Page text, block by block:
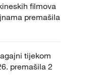
filmova
premašila
tijekom
premašila 2